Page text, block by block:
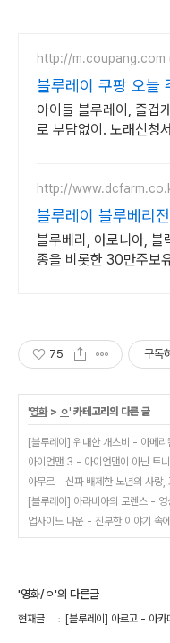
http://m.coupang.com
블루레이 쿠팡 오늘
아이들 블루레이, 즐겁
로 부담없이. 노래신청
http://
블루레이 블루베리
베리묘목 농자재 영
블루베리, 아로니아, 블
종을 비롯한 30만주보
75 구독
'영화> ㅇ' 카테고리의 다른 글
[블루레이] 위대한 개츠비 - 아메리
아이언맨 3 - 아이언맨이 아닌 토
아무르 - 신파 배제한 노년의 사랑,
[블루레이] 아라비아의 로렌스 - 영
업사이드 다운 - 진부한 이야기 속
'영화/ㅇ'의 다른글
현재글 [블루레이] 아르고 - 아카